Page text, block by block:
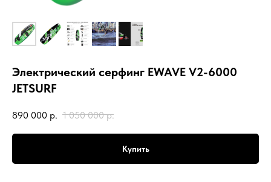
Электрический серфинг EWAVE V2-6000
JETSURF
890 000 р. 1 050 000 р.
Купить